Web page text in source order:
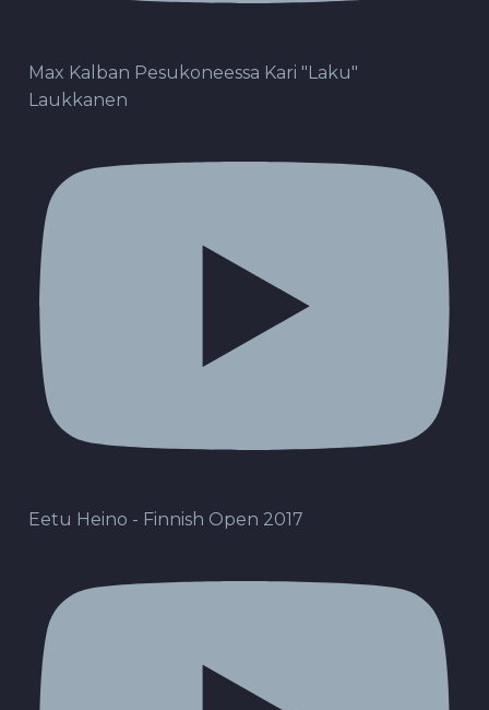
Max Kalban Pesukoneessa Kari "Laku"
Laukkanen
Eetu Heino - Finnish Open 2017